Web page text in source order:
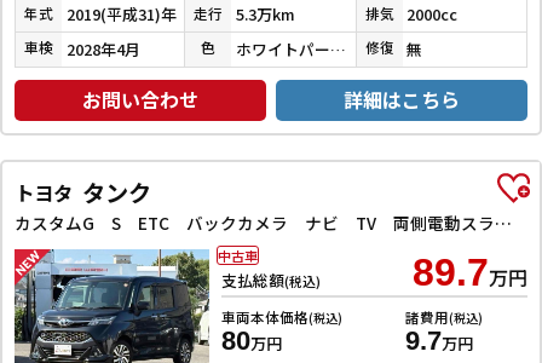
年式 2019(平成31)年 走行 5.3万km 排気 2000cc
車検 2028年4月 色 ホワイトパールクリスタルシャイン 修復 無
お問い合わせ 詳細はこちら
トヨタ タンク
カスタムG S ETC バックカメラ ナビ TV 両側電動スライドドア オートクルーズコントロール 衝突被害軽減システム アルミホイール オートライト LEDヘッドランプ スマートキー アイドリングストップ
支払総額(税込) 89.7万円
車両本体価格(税込)
80万円
諸費用(税込)
9.7万円
中古車